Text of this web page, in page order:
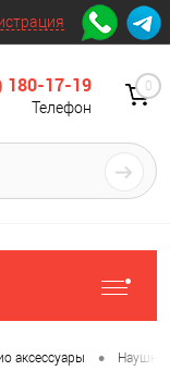
180-17-19
Телефон
0
аксессуары •